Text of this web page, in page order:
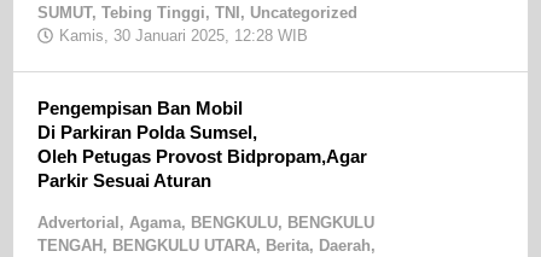
SUMUT, Tebing Tinggi, TNI , Uncategorized
Kamis, 30 Januari 2025, 12:28 WIB
Pengempisan Ban Mobil
Di Parkiran Polda Sumsel,
Oleh Petugas Provost Bidpropam,Agar
Parkir Sesuai Aturan
Advertorial , Agama, BENGKULU, BENGKULU
TENGAH , BENGKULU UTARA, Berita, Daerah,